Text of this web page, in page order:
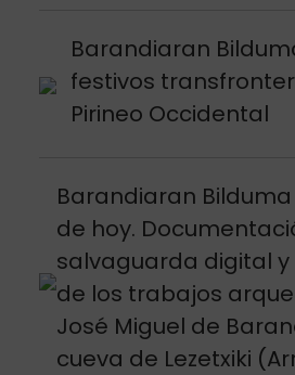
Barandiaran
festivos
Pirineo Occidental
Argitalpena ikusi
Barandiaran Bilduma
de hoy.
salvaguarda digital
de los trabajos
José Miguel de
cueva de Lezetxiki
Argitalpena ikusi